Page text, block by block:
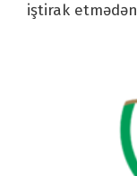
iştirak etmədən